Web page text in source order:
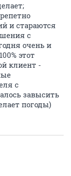
и стараются
с
очень и
этот
клиент -
с
завысить
погоды)